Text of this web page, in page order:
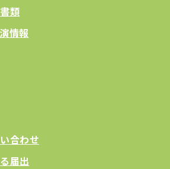
類
情報
合わせ
届出